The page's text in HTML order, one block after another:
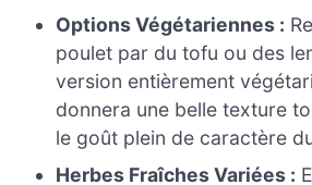
Options Végétariennes :
poulet par du tofu ou des
version entièrement
donnera une belle texture
le goût plein de caractère
Herbes Fraîches Variées :